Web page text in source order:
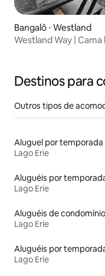
Bangalô ⋅ Westland
Westland Way |
Destinos para
Outros tipos de
Lago Erie
Lago Erie
Aluguéis de
Lago Erie
Lago Erie